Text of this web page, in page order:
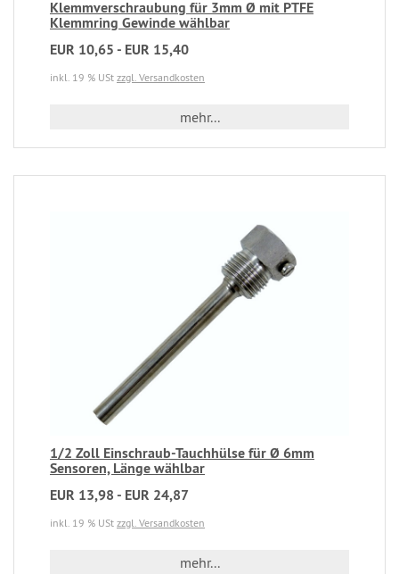
Klemmverschraubung für 3mm Ø mit PTFE
Klemmring Gewinde wählbar
EUR 10,65 - EUR 15,40
inkl. 19 % USt zzgl. Versandkosten
mehr...
1/2 Zoll Einschraub-Tauchhülse für Ø 6mm
Sensoren, Länge wählbar
EUR 13,98 - EUR 24,87
inkl. 19 % USt zzgl. Versandkosten
mehr...